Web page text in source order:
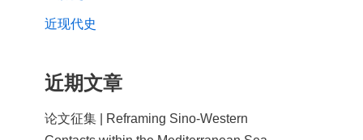
近现代史
近期文章
论文征集 | Reframing Sino-Western